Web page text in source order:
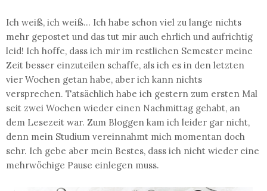
Ich weiß, ich weiß... Ich habe schon viel zu lange nichts
mehr gepostet und das tut mir auch ehrlich und aufrichtig
leid! Ich hoffe, dass ich mir im restlichen Semester meine
Zeit besser einzuteilen schaffe, als ich es in den letzten
vier Wochen getan habe, aber ich kann nichts
versprechen. Tatsächlich habe ich gestern zum ersten Mal
seit zwei Wochen wieder einen Nachmittag gehabt, an
dem Lesezeit war. Zum Bloggen kam ich leider gar nicht,
denn mein Studium vereinnahmt mich momentan doch
sehr. Ich gebe aber mein Bestes, dass ich nicht wieder eine
mehrwöchige Pause einlegen muss.